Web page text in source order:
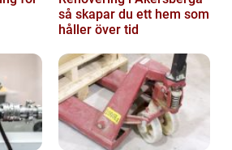
så skapar du ett hem som
håller över tid